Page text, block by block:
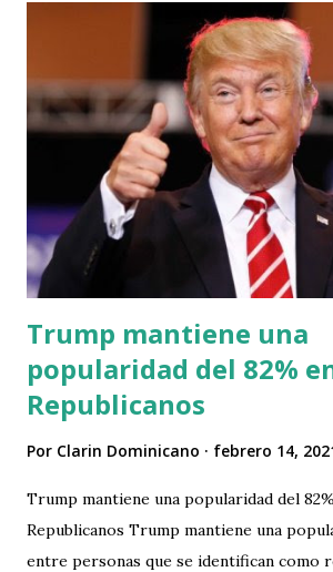
sol, los testigos no pudieron ver los
según informó la policía del condado de
lugar el suceso. El padre de la estrella
trasladado a un hospital local en estado
falleció. El Departamento de Homicidios
el atropello, que se produjo entre la
avenida Raff. Se cree que Minaj, cuyo
Tanya Maraj, tenía una relación
por el moment...
Trump mantiene una
popularidad del 82%
Republicanos
Por Clarin Dominicano febrero 14,
Trump mantiene una popularidad del
Republicanos Trump mantiene una
entre personas que se identifican como